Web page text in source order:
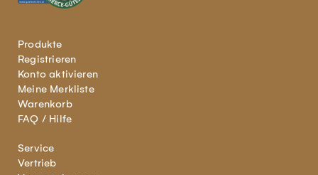
Produkte
Registrieren
Konto aktivieren
Meine Merkliste
Warenkorb
FAQ / Hilfe
Service
Vertrieb